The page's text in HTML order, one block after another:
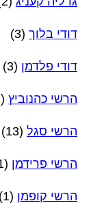
דודי בלוך (3)
דודי פלדמן (3)
הרשי כהנוביץ (2)
הרשי סגל (13)
הרשי פרידמן (1)
הרשי קופמן (1)